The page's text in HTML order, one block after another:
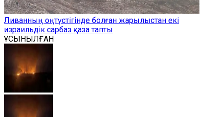
Ливанның оңтүстігінде болған жарылыстан екі
израильдік сарбаз қаза тапты
ҰСЫНЫЛҒАН